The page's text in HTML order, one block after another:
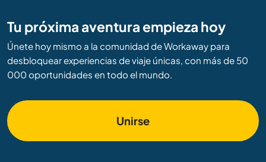
Tu próxima aventura empieza hoy
Únete hoy mismo a la comunidad de Workaway para
desbloquear experiencias de viaje únicas, con más de 50
000 oportunidades en todo el mundo.
Unirse